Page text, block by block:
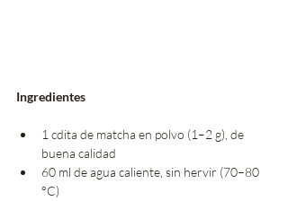
Ingredientes
1 cdita de matcha en polvo (1–2 g), de
buena calidad
60 ml de agua caliente, sin hervir (70–80
°C)